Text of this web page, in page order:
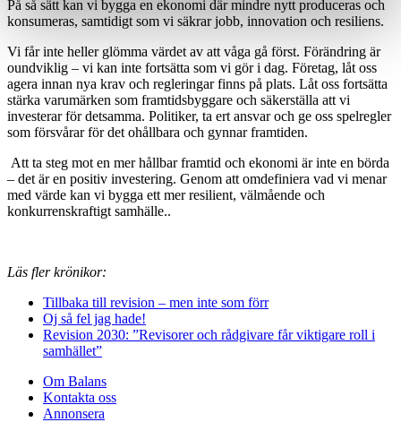
På så sätt kan vi bygga en ekonomi där mindre nytt produceras och
konsumeras, samtidigt som vi säkrar jobb, innovation och resiliens.
Vi får inte heller glömma värdet av att våga gå först. Förändring är
oundviklig – vi kan inte fortsätta som vi gör i dag. Företag, låt oss
agera innan nya krav och regleringar finns på plats. Låt oss fortsätta
stärka varumärken som framtidsbyggare och säkerställa att vi
investerar för detsamma. Politiker, ta ert ansvar och ge oss spelregler
som försvårar för det ohållbara och gynnar framtiden.
Att ta steg mot en mer hållbar framtid och ekonomi är inte en börda
– det är en positiv investering. Genom att omdefiniera vad vi menar
med värde kan vi bygga ett mer resilient, välmående och
konkurrenskraftigt samhälle..
Läs fler krönikor:
Tillbaka till revision – men inte som förr
Oj så fel jag hade!
Revision 2030: ”Revisorer och rådgivare får viktigare roll i
samhället”
Om Balans
Kontakta oss
Annonsera